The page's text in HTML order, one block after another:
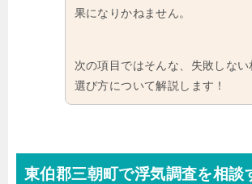
果になりかねません。
次の項目ではそんな、失敗しな
選び方について解説します！
東伯郡三朝町で浮気調査を相談